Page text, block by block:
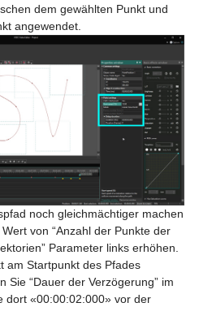
dem gewählten Punkt und
angewendet.
noch gleichmächtiger machen
von “Anzahl der Punkte der
Parameter links erhöhen.
am Startpunkt des Pfades
Sie “Dauer der Verzögerung” im
dort «00:00:02:000» vor der